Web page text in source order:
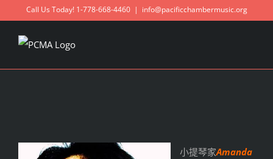
content
Call Us Today! 1-778-668-4460 | info@pacificchambermusic.org
小提琴家Amanda